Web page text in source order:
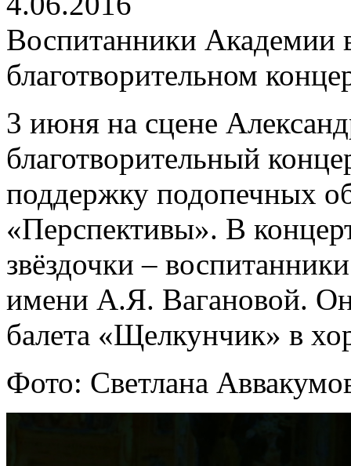
Воспитанники Академии
благотворительном
3 июня на сцене
благотворительный
поддержку подопечных
«Перспективы». В
звёздочки –
имени А.Я. Вагановой.
балета «Щелкунчик» в
Фото: Светлана